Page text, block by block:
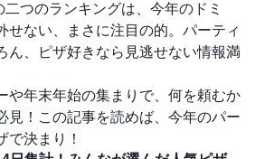
つのランキングは、今年のドミ
せない、まさに注目の的。パーティ
ん、ピザ好きなら見逃せない情報満
や年末年始の集まりで、何を頼むか
見！この記事を読めば、今年のパー
で決まり！